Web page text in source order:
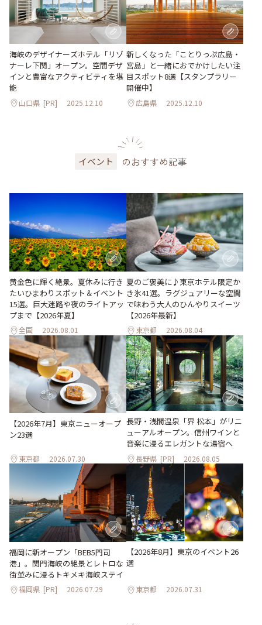
海峡のデザイナーズホテル「リゾ
ナーレ下関」オープン。空間デザ
インと豊富なアクティビティを堪
能
山口県 [PR] 2025.12.10
新しくなった「ことりっぷ広島・
宮島」と一緒におでかけしたい注
目スポット8選【スタンプラリー
開催中】
広島県 2025.12.10
イベント のおすすめ記事
黄金色に輝く絶景。夏休みに行き
たいひまわりスポット＆イベント
15選。巨大迷路や夜のライトアッ
プまで【2026年夏】
全国 2026.08.01
夏のご褒美に♪東京ホテル限定か
き氷41選。ラグジュアリーな空間
で味わう大人のひんやりスイーツ
【2026年最新】
東京都 2026.08.04
【2026年7月】東京ニューオープ
ン23選
東京都 2026.07.30
長野・浅間温泉「界 松本」がリニ
ューアルオープン。信州ワインと
音楽に浸るエレガントな湯宿へ
長野県 [PR] 2026.08.05
福岡に新オープン「BEB5門司
港」。関門海峡の絶景とレトロな
街並みに浸るトキメキ海峡ステイ
福岡県 [PR] 2026.07.29
【2026年8月】東京のイベント26
選
東京都 2026.07.31